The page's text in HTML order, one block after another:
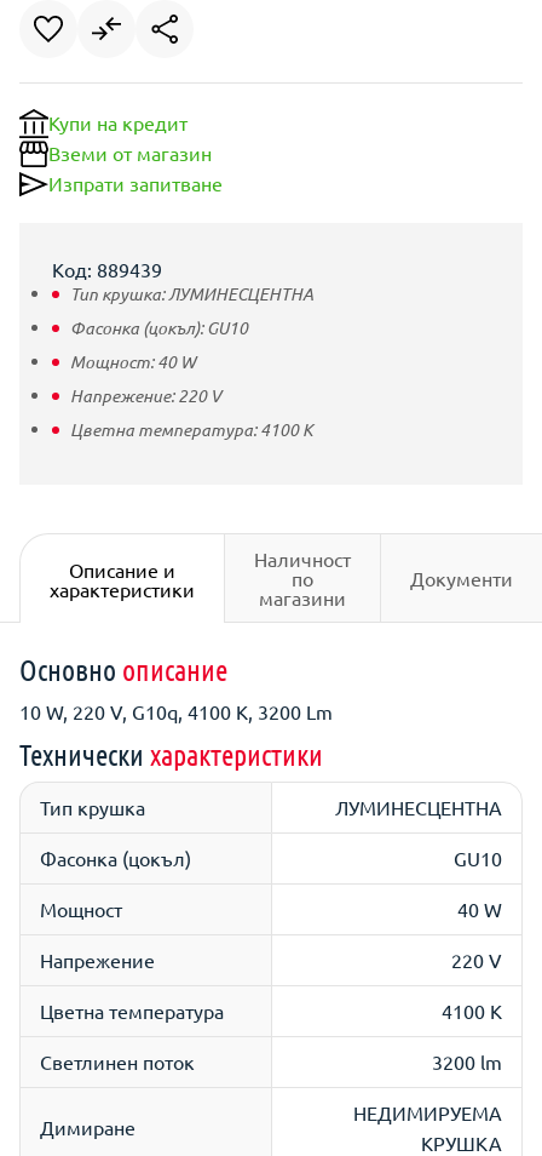
Купи на кредит
Вземи от магазин
Изпрати запитване
Код: 889439
Тип крушка:ЛУМИНЕСЦЕНТНА
Фасонка (цокъл):GU10
Мощност:40 W
Напрежение:220 V
Цветна температура:4100K
Описание и
характеристики
Наличност
по
магазини
Документи
Основно описание
10 W, 220 V, G10q, 4100 K, 3200 Lm
Технически характеристики
Тип крушка ЛУМИНЕСЦЕНТНА
Фасонка (цокъл) GU10
Мощност 40 W
Напрежение 220 V
Цветна температура 4100 K
Светлинен поток 3200 lm
Димиране
НЕДИМИРУЕМА
КРУШКА